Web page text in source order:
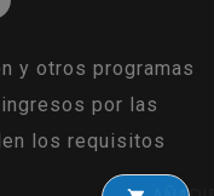
y otros programas
por las
los requisitos